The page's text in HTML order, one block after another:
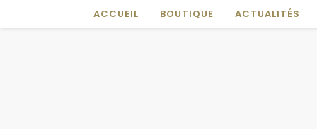
ACCUEIL BOUTIQUE ACTUALITÉS